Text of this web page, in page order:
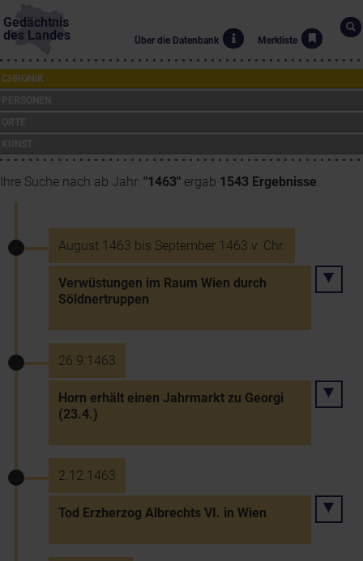
Gedächtnis
des Landes
Über die Datenbank Merkliste
CHRONIK
Ihre Suche nach ab Jahr: "1463" ergab 1543 Ergebnisse.
August 1463 bis September 1463 v. Chr.
Verwüstungen im Raum Wien durch
Söldnertruppen
26.9.1463
Horn erhält einen Jahrmarkt zu Georgi
(23.4.)
2.12.1463
Tod Erzherzog Albrechts VI. in Wien